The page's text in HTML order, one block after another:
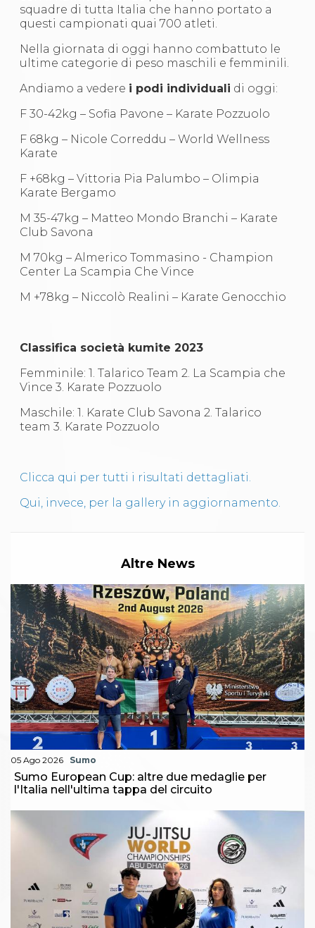
News
Calendario Attività
Difesa Personale MGA
La disciplina
News
Mappa del sito
Contatti
News
Cookies Accept
Catalogo formativo
Corsi di Specializzazione
Edutraining class - Didattica infantile
Corso dirigenti sportivi
Abilitazioni
Modulistica
Quesiti fiscali
Sostenibilità
squadre di tutta Italia che hanno portato a
questi campionati quai 700 atleti.
Nella giornata di oggi hanno combattuto le
ultime categorie di peso maschili e femminili.
Andiamo a vedere i podi individuali di oggi:
F 30-42kg – Sofia Pavone – Karate Pozzuolo
F 68kg – Nicole Correddu – World Wellness
Karate
F +68kg – Vittoria Pia Palumbo – Olimpia
Karate Bergamo
M 35-47kg – Matteo Mondo Branchi – Karate
Club Savona
M 70kg – Almerico Tommasino - Champion
Center La Scampia Che Vince
M +78kg – Niccolò Realini – Karate Genocchio
Classifica società kumite 2023
Femminile: 1. Talarico Team 2. La Scampia che
Vince 3. Karate Pozzuolo
Maschile: 1. Karate Club Savona 2. Talarico
team 3. Karate Pozzuolo
Clicca qui per tutti i risultati dettagliati.
Qui, invece, per la gallery in aggiornamento.
Altre News
05 Ago 2026 Sumo
Sumo European Cup: altre due medaglie per
l'Italia nell'ultima tappa del circuito